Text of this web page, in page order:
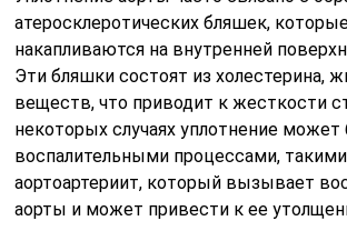
атеросклеротических бляшек,
накапливаются на внутренней
Эти бляшки состоят из холестерина,
веществ, что приводит к жесткости
некоторых случаях уплотнение
воспалительными процессами,
аортоартериит, который вызывает
аорты и может привести к ее